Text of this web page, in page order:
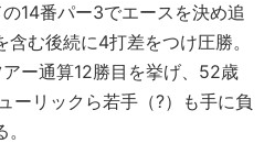
14番パー3でエースを決め追
む後続に4打差をつけ圧勝。
ー通算12勝目を挙げ、52歳
ーリックら若手（?）も手に負